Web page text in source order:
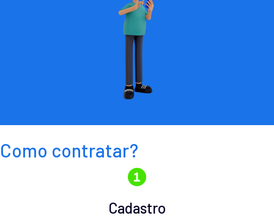
Como contratar?
Cadastro